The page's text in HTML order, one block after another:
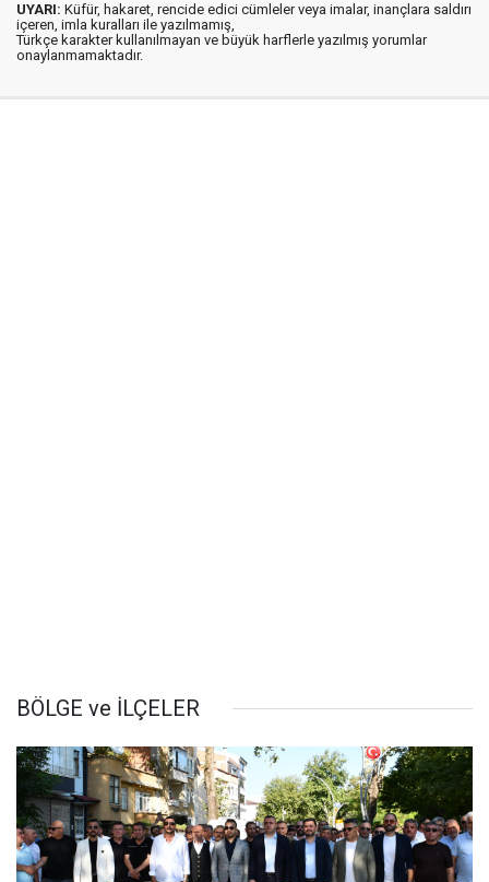
UYARI: Küfür, hakaret, rencide edici cümleler veya imalar, inançlara saldırı
içeren, imla kuralları ile yazılmamış,
Türkçe karakter kullanılmayan ve büyük harflerle yazılmış yorumlar
onaylanmamaktadır.
BÖLGE ve İLÇELER